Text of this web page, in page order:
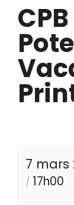
7 mars
/ 17h00